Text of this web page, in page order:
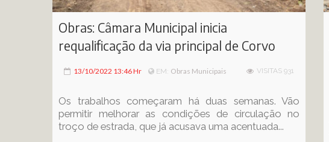
Obras: Câmara Municipal inicia
requalificação da via principal de Corvo
13/10/2022 13:46 Hr EM: Obras Municipais VISITAS 931
Os trabalhos começaram há duas semanas. Vão
permitir melhorar as condições de circulação no
troço de estrada, que já acusava uma acentuada...